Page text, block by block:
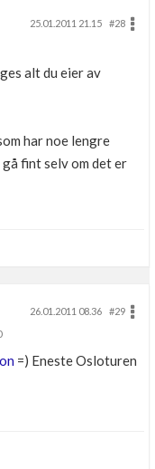
25.01.2011 21.15
#28
alt du eier av
har noe lengre
fint selv om det er
26.01.2011 08.36
#29
=) Eneste Osloturen